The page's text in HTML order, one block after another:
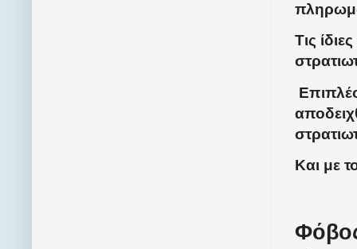
Τις
Και με